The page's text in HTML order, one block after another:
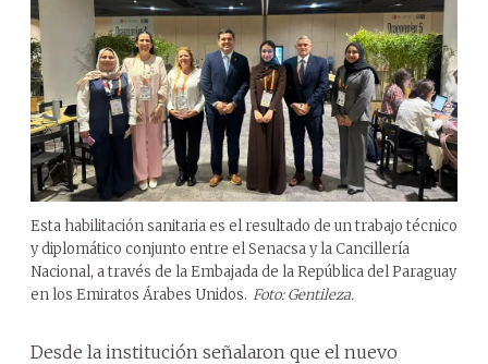
Esta habilitación sanitaria es el resultado de un trabajo técnico
y diplomático conjunto entre el Senacsa y la Cancillería
Nacional, a través de la Embajada de la República del Paraguay
en los Emiratos Árabes Unidos. Foto: Gentileza.
Desde la institución señalaron que el nuevo